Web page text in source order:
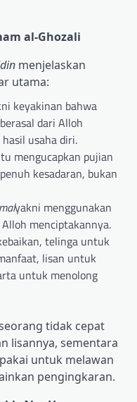
al-Ghozali
menjelaskan
utama:
keyakinan bahwa
dari Alloh
usaha diri.
mengucapkan pujian
kesadaran, bukan
yakni menggunakan
menciptakannya.
telinga untuk
lisan untuk
untuk menolong
tidak cepat
lisannya, sementara
untuk melawan
pengingkaran.